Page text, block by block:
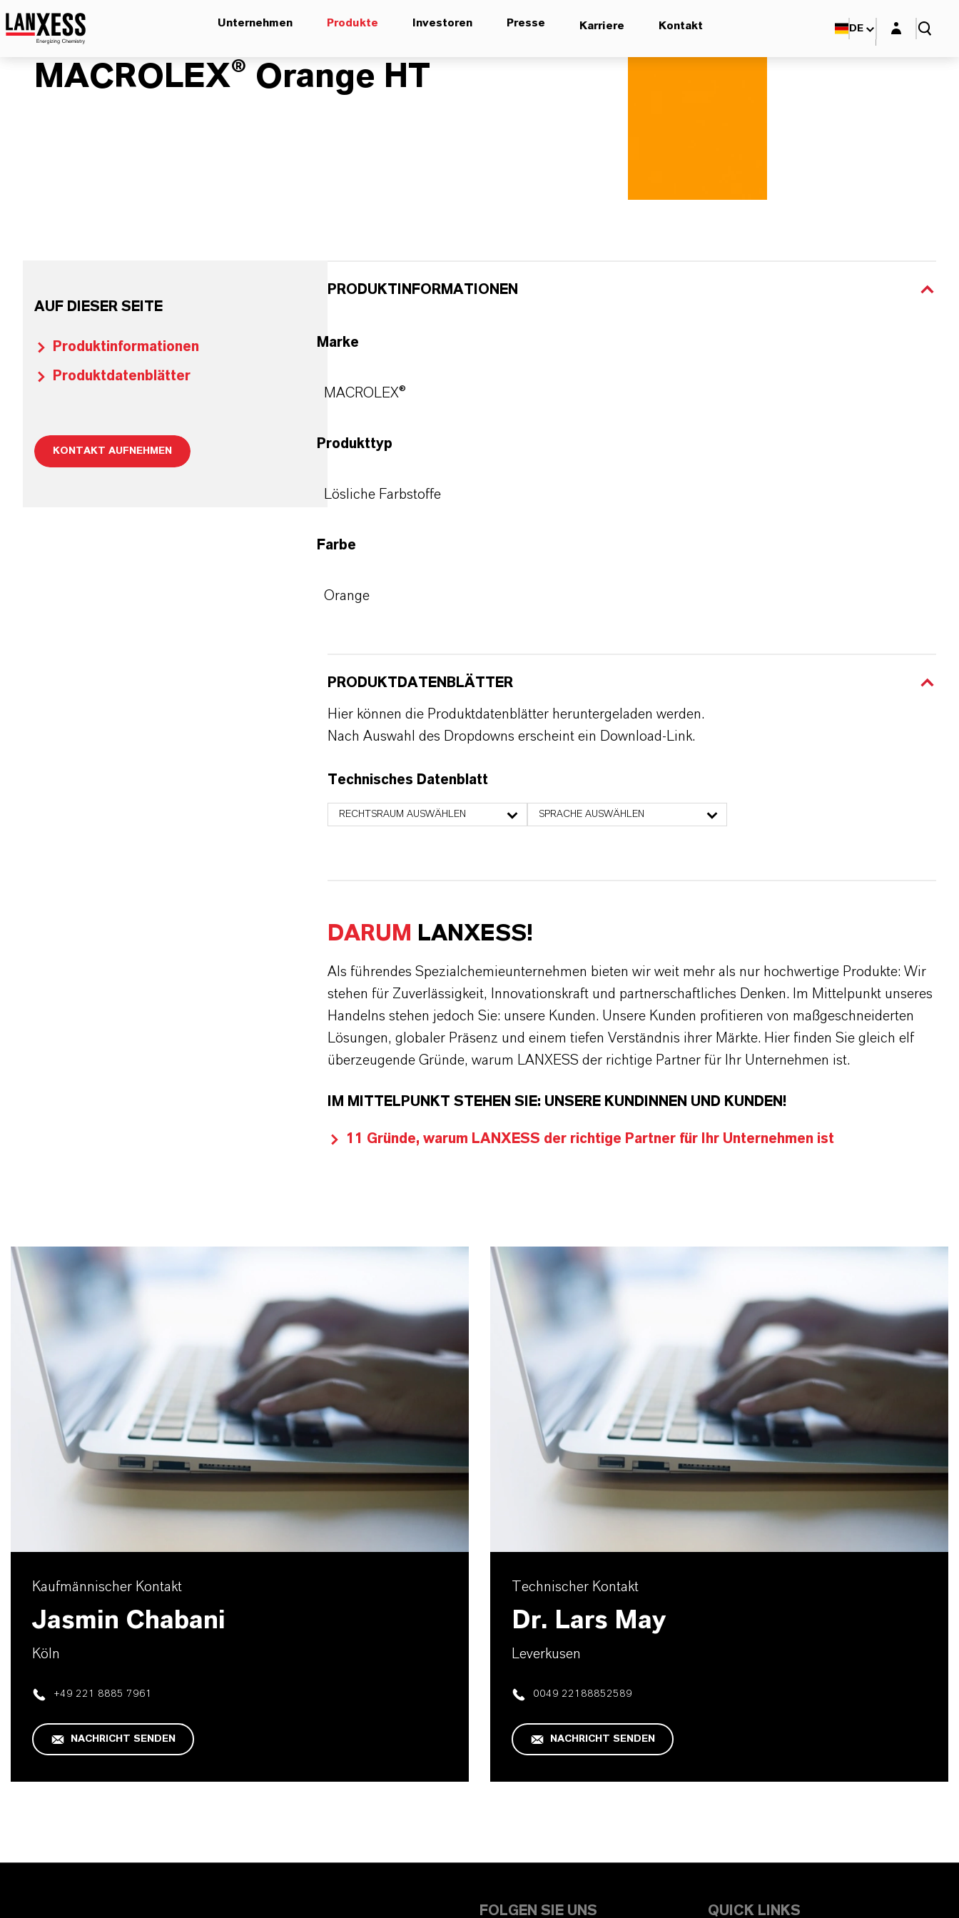
Unternehmen Produkte Investoren Presse Karriere Kontakt DE Login-Maske
MACROLEX® Orange HT
AUF DIESER SEITE
Produktinformationen
Produktdatenblätter
KONTAKT AUFNEHMEN
PRODUKTINFORMATIONEN
Marke
MACROLEX®
Produkttyp
Lösliche Farbstoffe
Farbe
Orange
PRODUKTDATENBLÄTTER
Hier können die Produktdatenblätter heruntergeladen werden.
Nach Auswahl des Dropdowns erscheint ein Download-Link.
Technisches Datenblatt
RECHTSRAUM AUSWÄHLEN SPRACHE AUSWÄHLEN
DARUM LANXESS!
Als führendes Spezialchemieunternehmen bieten wir weit mehr als nur hochwertige Produkte: Wir
stehen für Zuverlässigkeit, Innovationskraft und partnerschaftliches Denken. Im Mittelpunkt unseres
Handelns stehen jedoch Sie: unsere Kunden. Unsere Kunden profitieren von maßgeschneiderten
Lösungen, globaler Präsenz und einem tiefen Verständnis ihrer Märkte. Hier finden Sie gleich elf
überzeugende Gründe, warum LANXESS der richtige Partner für Ihr Unternehmen ist.
IM MITTELPUNKT STEHEN SIE: UNSERE KUNDINNEN UND KUNDEN!
11 Gründe, warum LANXESS der richtige Partner für Ihr Unternehmen ist
Kaufmännischer Kontakt
Jasmin Chabani
Köln
+49 221 8885 7961
NACHRICHT SENDEN
Technischer Kontakt
Dr. Lars May
Leverkusen
0049 22188852589
NACHRICHT SENDEN
FOLGEN SIE UNS QUICK LINKS